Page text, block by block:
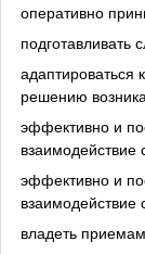
оперативно
подготавливать
адаптироваться
решению
эффективно и
взаимодействие
эффективно и
взаимодействие
владеть